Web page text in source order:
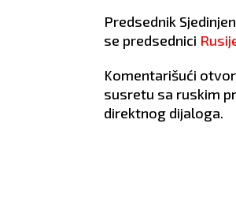
Predsednik
se predsednici
Komentarišući
susretu sa ruskim
direktnog dijaloga.